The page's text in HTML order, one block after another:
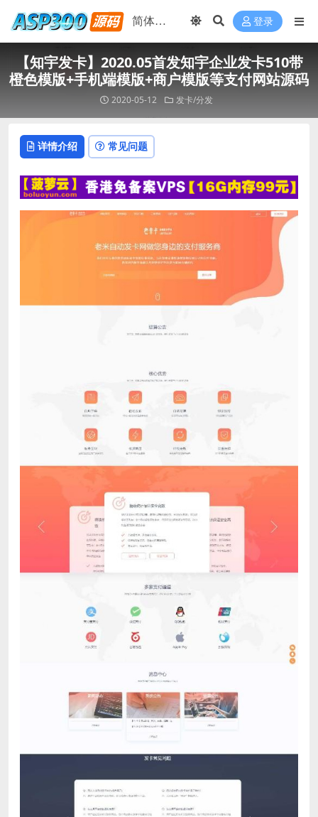
登录
【知宇发卡】2020.05首发知宇企业发卡510带
橙色模版+手机端模版+商户模版等支付网站源码
2020-05-12 发卡/分发
详情介绍 常见问题